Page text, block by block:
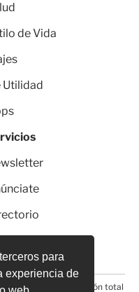
para
experiencia de
de Vida
Utilidad
la reproducción total